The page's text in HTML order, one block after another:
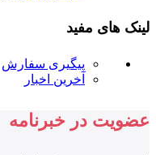
لینک های مفید
پیگیری سفارش
آخرین اخبار
عضویت در خبرنامه